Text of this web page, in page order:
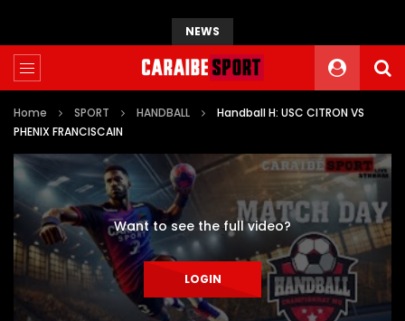
NEWS
Home SPORT HANDBALL
Handball H: USC CITRON VS
PHENIX FRANCISCAIN
Want to see the full video?
LOGIN